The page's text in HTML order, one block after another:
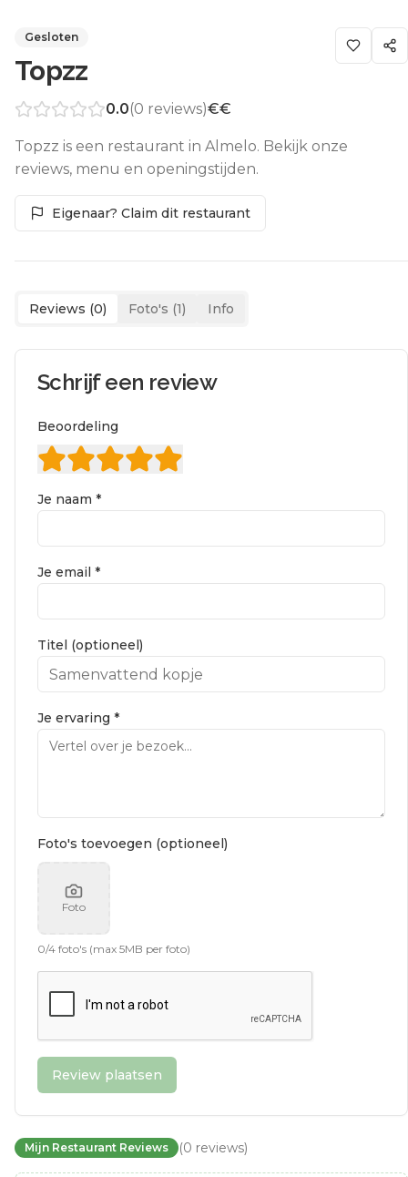
Gesloten
Topzz
0.0(0 reviews)€€
Topzz is een restaurant in Almelo. Bekijk onze
reviews, menu en openingstijden.
Eigenaar? Claim dit restaurant
Reviews (0) Foto's (1) Info
Schrijf een review
Beoordeling
Je naam *
Je email *
Titel (optioneel)
Je ervaring *
Foto's toevoegen (optioneel)
Foto
0/4 foto's (max 5MB per foto)
Review plaatsen
Mijn Restaurant Reviews (0 reviews)